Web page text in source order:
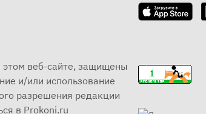
веб-сайте, защищены
и/или использование
разрешения редакции
в Prokoni.ru